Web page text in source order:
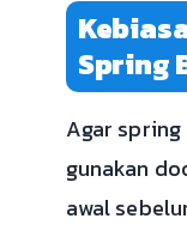
Spring
Agar
gunakan
awal